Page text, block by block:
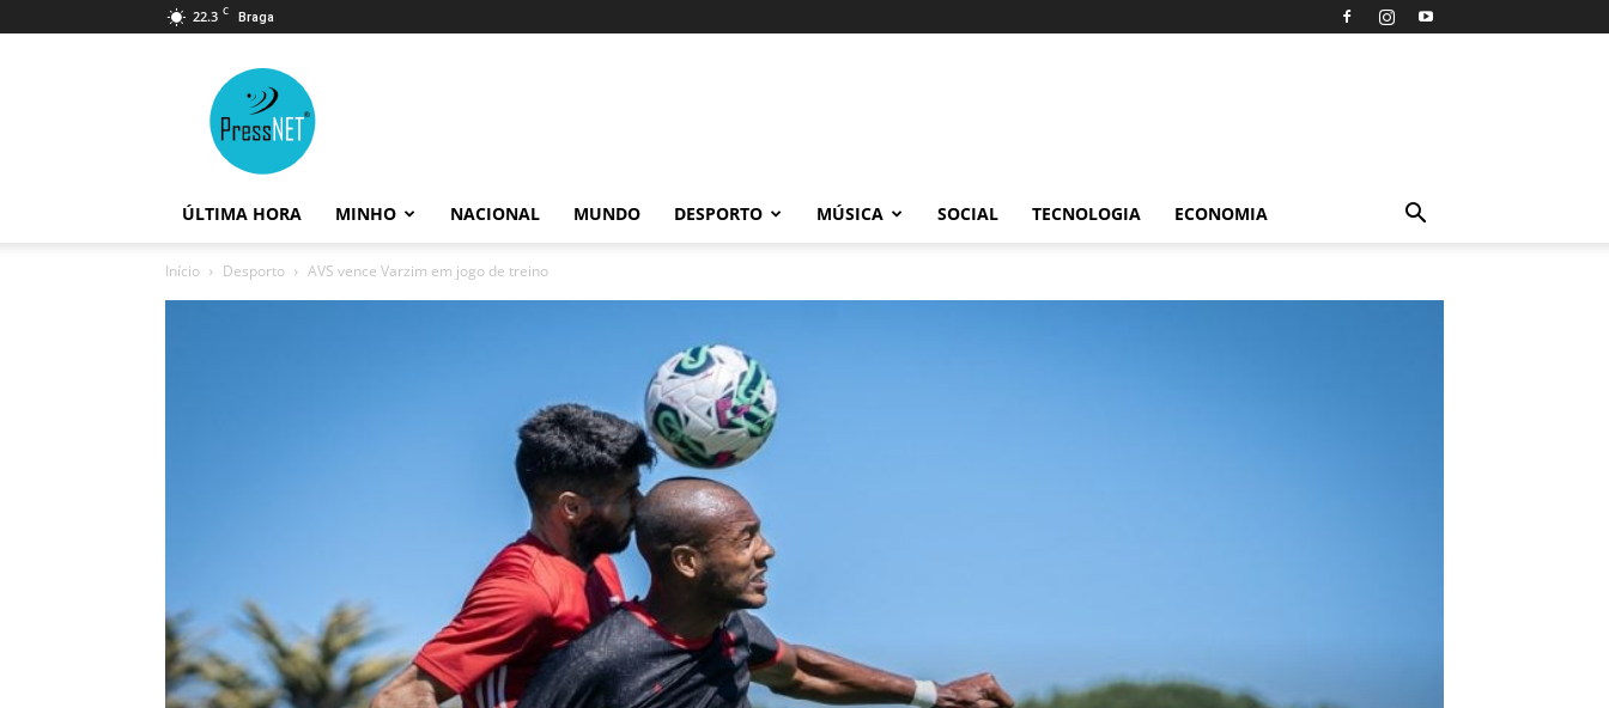
22.3 C Braga
ÚLTIMA HORA MINHO NACIONAL MUNDO DESPORTO MÚSICA SOCIAL TECNOLOGIA ECONOMIA
Início Desporto AVS vence Varzim em jogo de treino